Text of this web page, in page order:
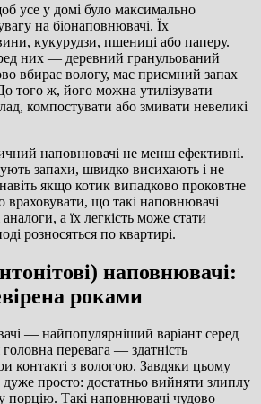
усе у домі було максимально
на біонаповнювачі. Їх
кукурудзи, пшениці або паперу.
них — деревний гранульований
вбирає вологу, має приємний запах
того ж, його можна утилізувати
компостувати або змивати невеликі
наповнювачі не менш ефективні.
запахи, швидко висихають і не
якщо котик випадково проковтне
враховувати, що такі наповнювачі
а їх легкість може стати
розносяться по квартирі.
наповнювачі:
роками
— найпопулярніший варіант серед
перевага — здатність
контакті з вологою. Завдяки цьому
просто: достатньо вийняти злиплу
порцію. Такі наповнювачі чудово